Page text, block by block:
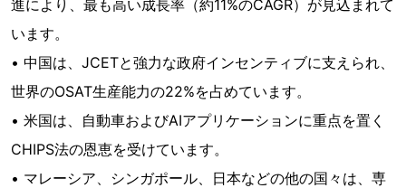
進により、最も高い成長率（約11%のCAGR）が見込まれて
います。
• 中国は、JCETと強力な政府インセンティブに支えられ、
世界のOSAT生産能力の22%を占めています。
• 米国は、自動車およびAIアプリケーションに重点を置く
CHIPS法の恩恵を受けています。
• マレーシア、シンガポール、日本などの他の国々は、専